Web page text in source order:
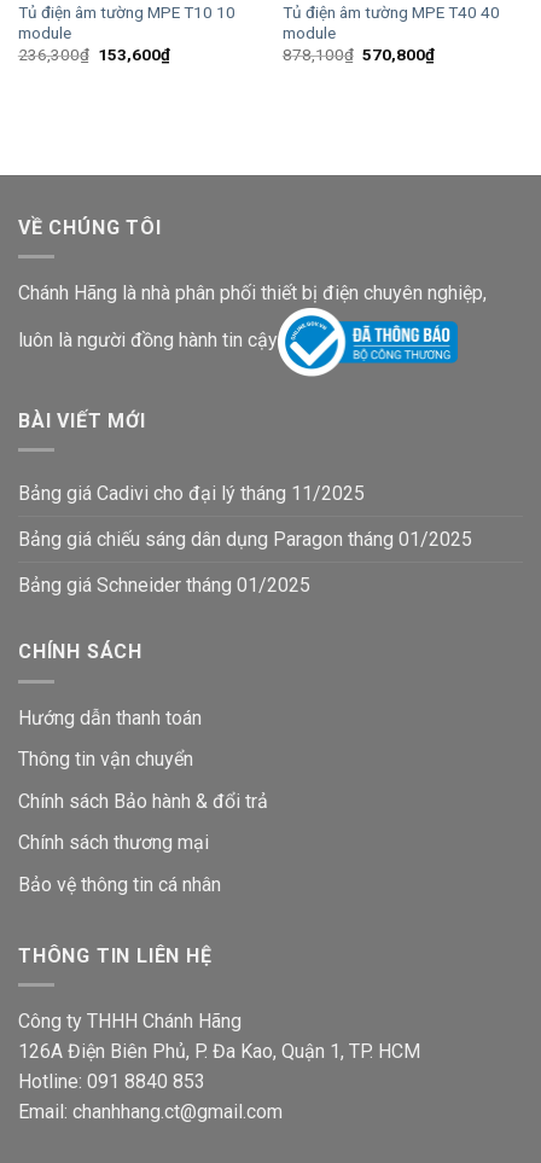
Tủ điện âm tường MPE T10 10
module
236,300₫ Giá
153,600₫Giá
hiện
Tủ điện âm tường MPE T40 40
module
878,100₫ Giá
570,800₫Giá
hiện
VỀ CHÚNG TÔI
Chánh Hãng là nhà phân phối thiết bị điện chuyên nghiệp,
luôn là người đồng hành tin cậy
BÀI VIẾT MỚI
Bảng giá Cadivi cho đại lý tháng 11/2025
Bảng giá chiếu sáng dân dụng Paragon tháng 01/2025
Bảng giá Schneider tháng 01/2025
CHÍNH SÁCH
Hướng dẫn thanh toán
Thông tin vận chuyển
Chính sách Bảo hành & đổi trả
Chính sách thương mại
Bảo vệ thông tin cá nhân
THÔNG TIN LIÊN HỆ
Công ty THHH Chánh Hãng
126A Điện Biên Phủ, P. Đa Kao, Quận 1, TP. HCM
Hotline: 091 8840 853
Email: chanhhang.ct@gmail.com